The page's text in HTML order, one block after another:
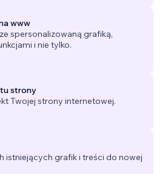
www
spersonalizowaną grafiką,
i nie tylko.
strony
Twojej strony internetowej.
istniejących grafik i treści do nowej